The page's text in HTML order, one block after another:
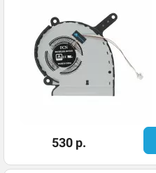
530 р.